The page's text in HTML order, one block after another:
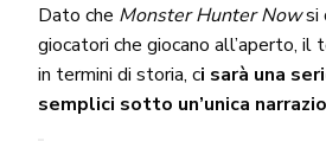
Dato che Monster Hunter Nowsi
giocatori che giocano all’aperto, il
in termini di storia, ci sarà una
semplici sotto un’unica